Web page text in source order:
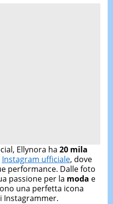
Ellynora ha 20 mila
Instagram ufficiale, dove
performance. Dalle foto
passione per la moda e
una perfetta icona
Instagrammer.